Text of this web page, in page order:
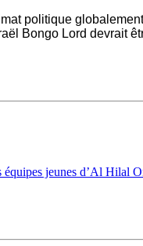
politique
Bongo Lord devrait